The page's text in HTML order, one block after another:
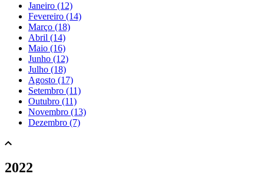
Janeiro (12)
Fevereiro (14)
Março (18)
Abril (14)
Maio (16)
Junho (12)
Julho (18)
Agosto (17)
Setembro (11)
Outubro (11)
Novembro (13)
Dezembro (7)
2022